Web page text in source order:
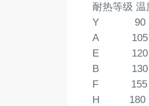
耐热等级
Y 90
A 105
E 120
B 130
F 155
H 180